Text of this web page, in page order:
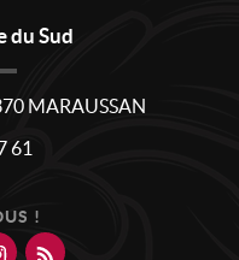
du Sud
MARAUSSAN
61
!